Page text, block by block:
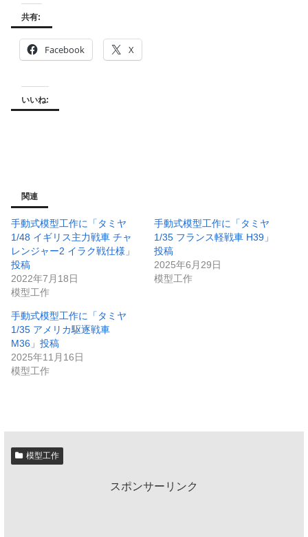
共有:
Facebook X
いいね:
関連
手動式模型工作に「タミヤ
1/48 イギリス主力戦車 チャ
レンジャー2 イラク戦仕様」
投稿
2022年7月18日
模型工作
手動式模型工作に「タミヤ
1/35 フランス軽戦車 H39」
投稿
2025年6月29日
模型工作
手動式模型工作に「タミヤ
1/35 アメリカ駆逐戦車
M36」投稿
2025年11月16日
模型工作
模型工作
スポンサーリンク